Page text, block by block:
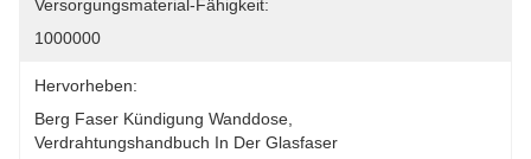
Versorgungsmaterial-Fähigkeit:
1000000
Hervorheben:
Berg Faser Kündigung Wanddose
Verdrahtungshandbuch In Der Glasfaser